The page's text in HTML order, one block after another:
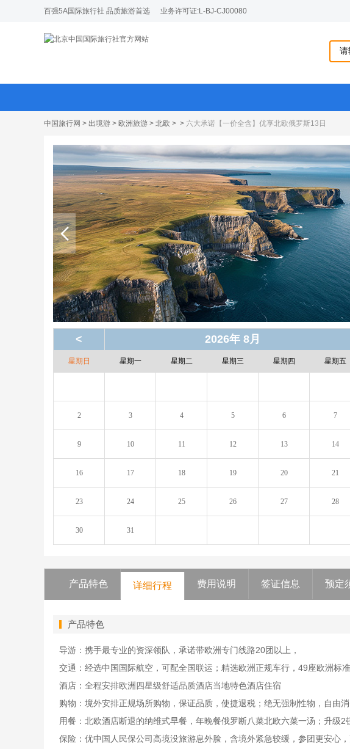
百强5A国际旅行社 品质旅游首选 业务许可证:L-BJ-CJ00080
中国旅行网 > 出境游 > 欧洲旅游 > 北欧 > > 六大承诺【一价全含】优享北欧俄罗斯13日
< 2026年 8月
星期日 星期一 星期二 星期三 星期四 星期五
2 3 4 5 6 7
9 10 11 12 13 14
16 17 18 19 20 21
23 24 25 26 27 28
30 31
产品特色 详细行程 费用说明 签证信息 预定
产品特色
导游：携手最专业的资深领队，承诺带欧洲专门线路20团以上，
交通：经选中国国际航空，可配全国联运；精选欧洲正规车行，49座欧洲标
酒店：全程安排欧洲四星级舒适品质酒店当地特色酒店住宿
购物：境外安排正规场所购物，保证品质，使捷退税；绝无强制性物，自由
用餐：北欧酒店断退的纳维式早餐，年晚餐俄罗断八菜北欧六菜一汤；升级2
保险：优中国人民保公司高境没旅游息外脸，含境外紧急较缓，参团更安心